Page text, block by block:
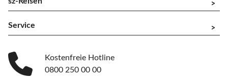
^
Service ^
Kostenfreie Hotline
0800 250 00 00